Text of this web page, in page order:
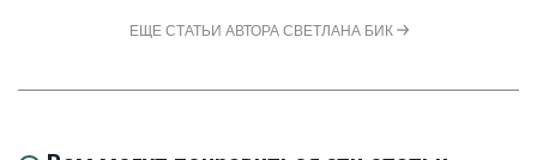
ЕЩЕ СТАТЬИ АВТОРА СВЕТЛАНА БИК